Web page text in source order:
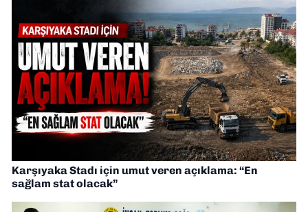
Karşıyaka Stadı için umut veren açıklama: “En
sağlam stat olacak”